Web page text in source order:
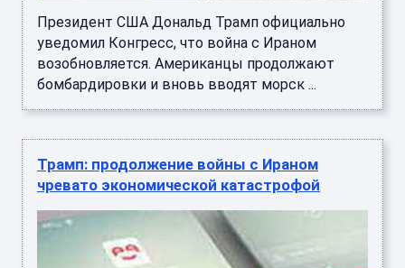
Президент США Дональд Трамп официально
уведомил Конгресс, что война с Ираном
возобновляется. Американцы продолжают
бомбардировки и вновь вводят морск ...
Трамп: продолжение войны с Ираном
чревато экономической катастрофой